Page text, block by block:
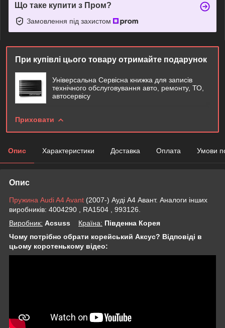
Що таке купити з Пром?
Замовлення під захистом
При купівлі цього товару отримайте подарунок
Універсальна Сервісна книжка для записів
технічного обслуговування авто, ремонту, ТО,
автосервісу
Приховати
Опис Характеристики Доставка Оплата Умови
Опис
Пружина Audi A4 Avant (2007-) Ауді А4 Авант. Аналоги інших
виробників: 4004290 , RA1504 , 993126.
Виробник: Acsuss Крaїна: Південна Корея
Чому потрібно обрати корейський Аксус? Відповіді в
цьому коротенькому відео: